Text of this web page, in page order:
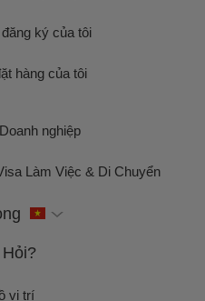
ký của tôi
hàng của tôi
nghiệp
Làm Việc & Di Chuyển
vị trí